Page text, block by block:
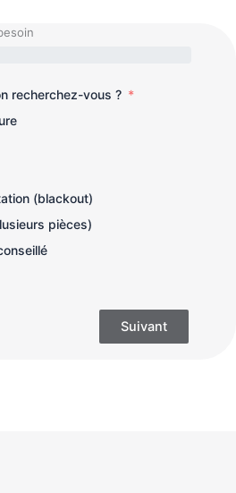
recherchez-vous ?
(blackout)
pièces)
Suivant